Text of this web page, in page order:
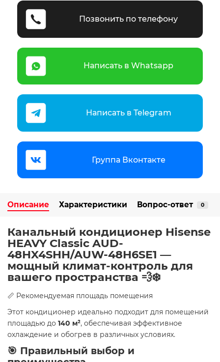
Позвонить по телефону
Написать в Whatsapp
Написать в Telegram
Группа Вконтакте
Описание Характеристики Вопрос-ответ 0
Канальный кондиционер Hisense
HEAVY Classic AUD-
48HX4SHH/AUW-48H6SE1 —
мощный климат-контроль для
вашего пространства 💨❄️
📏 Рекомендуемая площадь помещения
Этот кондиционер идеально подходит для помещений
площадью до 140 м², обеспечивая эффективное
охлаждение и обогрев в различных условиях.
🎯 Правильный выбор и